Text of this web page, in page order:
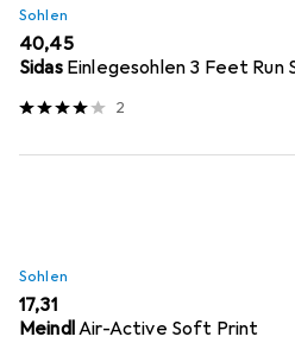
Sohlen
EUR
40,45
Sidas Einlegesohlen 3 Feet Run
2
Sohlen
EUR
17,31
MeindlAir-Active Soft Print